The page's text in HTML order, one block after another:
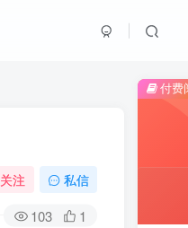
关注 私信
103 1
付费